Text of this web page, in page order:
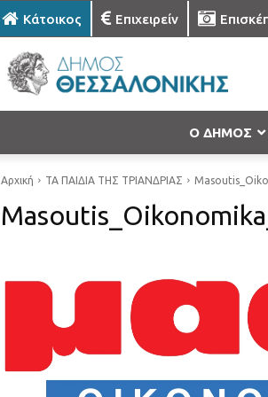
Κάτοικος Επιχειρείν
Ο ΔΗΜΟΣ
Αρχική ΤΑ ΠΑΙΔΙΑ ΤΗΣ ΤΡΙΑΝΔΡΙΑΣ